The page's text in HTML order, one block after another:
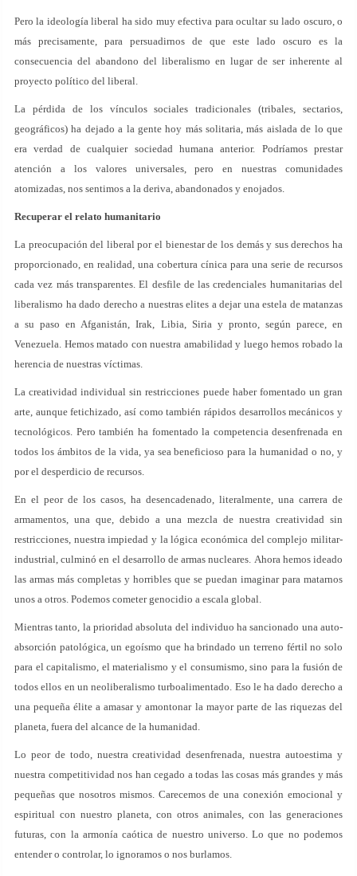
Pero la ideología liberal ha sido muy efectiva para ocultar su lado oscuro, o
más precisamente, para persuadirnos de que este lado oscuro es la
consecuencia del abandono del liberalismo en lugar de ser inherente al
proyecto político del liberal.
La pérdida de los vínculos sociales tradicionales (tribales, sectarios,
geográficos) ha dejado a la gente hoy más solitaria, más aislada de lo que
era verdad de cualquier sociedad humana anterior. Podríamos prestar
atención a los valores universales, pero en nuestras comunidades
atomizadas, nos sentimos a la deriva, abandonados y enojados.
Recuperar el relato humanitario
La preocupación del liberal por el bienestar de los demás y sus derechos ha
proporcionado, en realidad, una cobertura cínica para una serie de recursos
cada vez más transparentes. El desfile de las credenciales humanitarias del
liberalismo ha dado derecho a nuestras elites a dejar una estela de matanzas
a su paso en Afganistán, Irak, Libia, Siria y pronto, según parece, en
Venezuela. Hemos matado con nuestra amabilidad y luego hemos robado la
herencia de nuestras víctimas.
La creatividad individual sin restricciones puede haber fomentado un gran
arte, aunque fetichizado, así como también rápidos desarrollos mecánicos y
tecnológicos. Pero también ha fomentado la competencia desenfrenada en
todos los ámbitos de la vida, ya sea beneficioso para la humanidad o no, y
por el desperdicio de recursos.
En el peor de los casos, ha desencadenado, literalmente, una carrera de
armamentos, una que, debido a una mezcla de nuestra creatividad sin
restricciones, nuestra impiedad y la lógica económica del complejo militar-
industrial, culminó en el desarrollo de armas nucleares. Ahora hemos ideado
las armas más completas y horribles que se puedan imaginar para matarnos
unos a otros. Podemos cometer genocidio a escala global.
Mientras tanto, la prioridad absoluta del individuo ha sancionado una auto-
absorción patológica, un egoísmo que ha brindado un terreno fértil no solo
para el capitalismo, el materialismo y el consumismo, sino para la fusión de
todos ellos en un neoliberalismo turboalimentado. Eso le ha dado derecho a
una pequeña élite a amasar y amontonar la mayor parte de las riquezas del
planeta, fuera del alcance de la humanidad.
Lo peor de todo, nuestra creatividad desenfrenada, nuestra autoestima y
nuestra competitividad nos han cegado a todas las cosas más grandes y más
pequeñas que nosotros mismos. Carecemos de una conexión emocional y
espiritual con nuestro planeta, con otros animales, con las generaciones
futuras, con la armonía caótica de nuestro universo. Lo que no podemos
entender o controlar, lo ignoramos o nos burlamos.